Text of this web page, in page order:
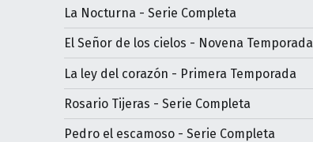
La Nocturna - Serie Completa
El Señor de los cielos - Novena Temporada
La ley del corazón - Primera Temporada
Rosario Tijeras - Serie Completa
Pedro el escamoso - Serie Completa